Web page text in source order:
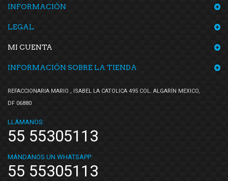
INFORMACIÓN
LEGAL
MI CUENTA
INFORMACIÓN SOBRE LA TIENDA
REFACCIONARIA MARIO , ISABEL LA CATOLICA 495 COL. ALGARÍN MEXICO,
DF 06880
LLÁMANOS:
55 55305113
MÁNDANOS UN WHATSAPP:
55 55305113